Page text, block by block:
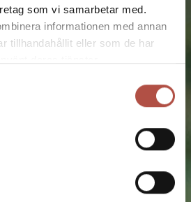
som vi samarbetar med.
informationen med annan
tillhandahållit eller som de har